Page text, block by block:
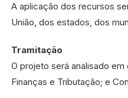
A aplicação dos recursos
União, dos estados, dos
Tramitação
O projeto será analisado em
Finanças e Tributação; e